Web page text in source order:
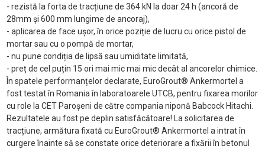
- rezistă la forta de tracțiune de 364 kN la doar 24 h (ancoră de
28mm și 600 mm lungime de ancoraj),
- aplicarea de face ușor, în orice poziție de lucru cu orice pistol de
mortar sau cu o pompă de mortar,
- nu pune condiția de lipsă sau umiditate limitată,
- preț de cel puțin 15 ori mai mic mai mic decât al ancorelor chimice.
În spatele performanțelor declarate, EuroGrout® Ankermortel a
fost testat în Romania în laboratoarele UTCB, pentru fixarea morilor
cu role la CET Paroșeni de către compania niponă Babcock Hitachi.
Rezultatele au fost pe deplin satisfăcătoare! La solicitarea de
tracțiune, armătura fixată cu EuroGrout® Ankermortel a intrat în
curgere înainte să se constate orice deteriorare a fixării în betonul